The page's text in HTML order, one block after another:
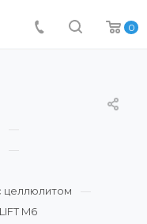
0
целлюлитом
LIFT M6